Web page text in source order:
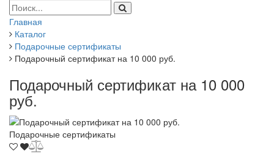
Главная
Каталог
Подарочные сертификаты
Подарочный сертификат на 10 000 руб.
Подарочный сертификат на 10 000
руб.
Подарочные сертификаты